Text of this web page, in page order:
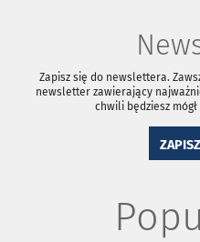
Zapisz się do newslettera.
newsletter zawierający
chwili będziesz